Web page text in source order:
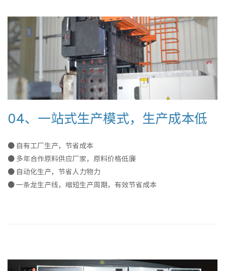
04、一站式生产模式，生产成本低
● 自有工厂生产，节省成本
● 多年合作原料供应厂家，原料价格低廉
● 自动化生产，节省人力物力
● 一条龙生产线，缩短生产周期，有效节省成本